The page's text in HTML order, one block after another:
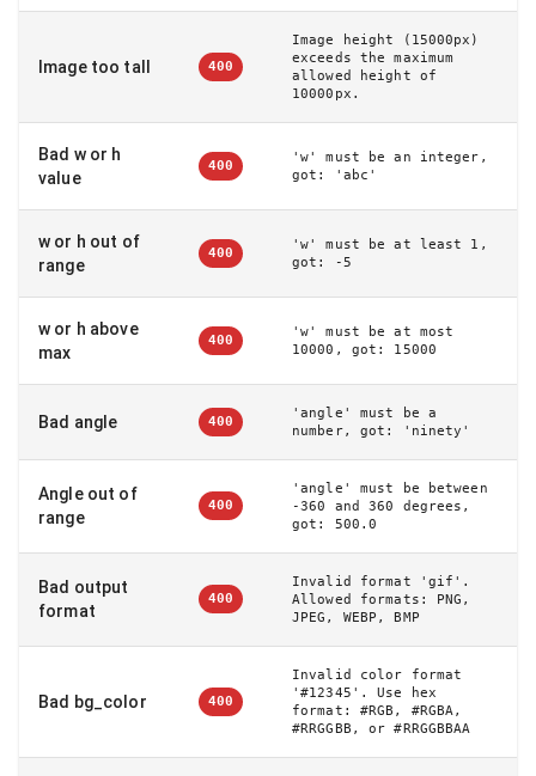
Image too tall 400
Image height (15000px)
exceeds the maximum
allowed height of
10000px.
Bad w or h
value
400
'w' must be an integer,
got: 'abc'
w or h out of
range
400
'w' must be at least 1,
got: -5
w or h above
max
400
'w' must be at most
10000, got: 15000
Bad angle 400
'angle' must be a
number, got: 'ninety'
Angle out of
range
400
'angle' must be between
-360 and 360 degrees,
got: 500.0
Bad output
format
400
Invalid format 'gif'.
Allowed formats: PNG,
JPEG, WEBP, BMP
Bad bg_color 400
Invalid color format
'#12345'. Use hex
format: #RGB, #RGBA,
#RRGGBB, or #RRGGBBAA